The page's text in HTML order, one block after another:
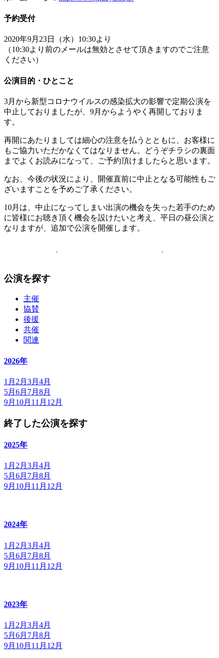
予約受付
2020年9月23日（水）10:30より
（10:30より前のメールは無効とさせて頂きますのでご注意
ください）
公演目的・ひとこと
3月から新型コロナウイルスの感染拡大の影響で定期公演を
中止しておりましたが、9月からようやく再開しておりま
す。
再開にあたりましては細心の注意を払うとともに、お客様に
もご協力いただかなくてはなりません。どうぞチラシの裏面
までよくお読みになって、ご予約頂けましたらと思います。
なお、今後の状況により、開催直前に中止となる可能性もご
ざいますことを予めご了承ください。
10月は、中止になってしまい出演の機会を失った若手のため
に皆様にお聴き頂く機会を設けたいと考え、平日の昼公演と
なりますが、追加で公演を開催します。
公演を探す
主催
協賛
後援
共催
関連
2026年
1月 2月 3月 4月
5月 6月 7月 8月
9月 10月 11月 12月
終了した公演を探す
2025年
1月 2月 3月 4月
5月 6月 7月 8月
9月 10月 11月 12月
2024年
1月 2月 3月 4月
5月 6月 7月 8月
9月 10月 11月 12月
2023年
1月 2月 3月 4月
5月 6月 7月 8月
9月 10月 11月 12月